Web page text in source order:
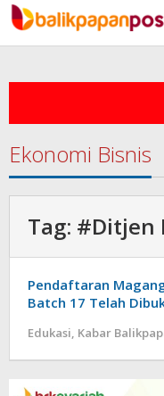
Skip
to
content
Ekonomi Bisnis
Tag: #Ditjen
Pendaftaran
Batch 17 Telah
Edukasi, Kabar